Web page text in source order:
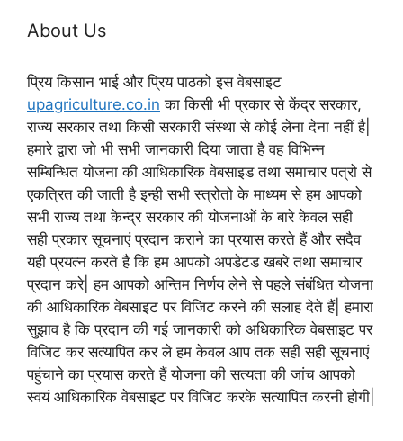
About Us
प्रिय किसान भाई और प्रिय पाठको इस वेबसाइट
upagriculture.co.in का किसी भी प्रकार से केंद्र सरकार,
राज्य सरकार तथा किसी सरकारी संस्था से कोई लेना देना नहीं है|
हमारे द्वारा जो भी सभी जानकारी दिया जाता है वह विभिन्न
सम्बिन्धित योजना की आधिकारिक वेबसाइड तथा समाचार पत्रो से
एकत्रित की जाती है इन्ही सभी स्त्रोतो के माध्यम से हम आपको
सभी राज्य तथा केन्द्र सरकार की योजनाओं के बारे केवल सही
सही प्रकार सूचनाएं प्रदान कराने का प्रयास करते हैं और सदैव
यही प्रयत्न करते है कि हम आपको अपडेटड खबरे तथा समाचार
प्रदान करे| हम आपको अन्तिम निर्णय लेने से पहले संबंधित योजना
की आधिकारिक वेबसाइट पर विजिट करने की सलाह देते हैं| हमारा
सुझाव है कि प्रदान की गई जानकारी को अधिकारिक वेबसाइट पर
विजिट कर सत्यापित कर ले हम केवल आप तक सही सही सूचनाएं
पहुंचाने का प्रयास करते हैं योजना की सत्यता की जांच आपको
स्वयं आधिकारिक वेबसाइट पर विजिट करके सत्यापित करनी होगी|